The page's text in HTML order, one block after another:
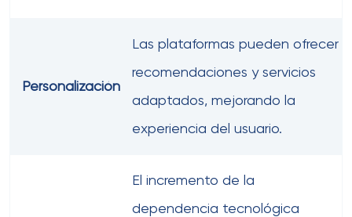
Personalización
Las plataformas pueden ofrecer
recomendaciones y servicios
adaptados, mejorando la
experiencia del usuario.
El incremento de la
dependencia tecnológica